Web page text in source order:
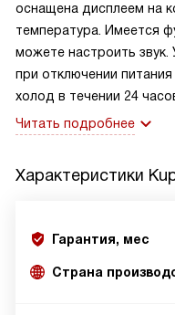
оснащена дисплеем на
температура. Имеется
можете настроить
при отключении
холод в течении 24
Читать подробнее
Характеристики
Гарантия, мес
Страна